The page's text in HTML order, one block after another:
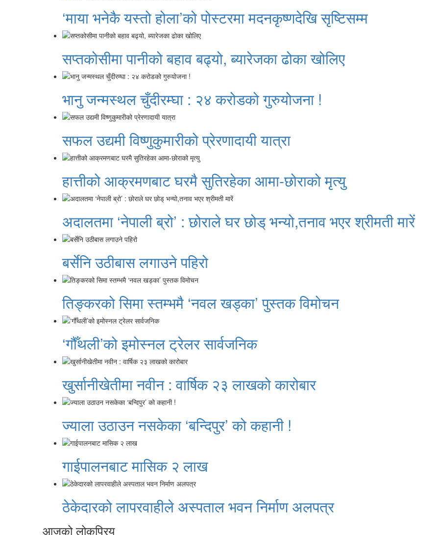
‘माया भनेकै यस्तो होला’को पोस्टरमा मदनकृष्णदेखि सृष्टिसम्म
सप्तकोसीमा पानीको बहाव बढ्यो, ब्यारेजका ढोका खोलिए
भानु जन्मस्थल चुँदीरम्घा : २४ करोडको गुरुयोजना !
सफल उद्यमी विष्णुकुमारीको प्रेरणादायी यात्रा
हात्तीको आक्रमणबाट घरमै सुतिरहेका आमा-छोराको मृत्यु
अदालतमा ‘नेपाली ब्रो’ : छोराले घर छोड् भन्यो,तनाव भएर श्रीमती मारें
बर्सेनि उठीबास लगाउने पहिरो
तिङ्करको सिमा स्तम्भमै ‘नवल खड्का’ पुस्तक विमोचन
‘गौँथली’को इमोस्नल ट्रेलर सार्वजनिक
खुर्सानीखेतीमा नवीन : वार्षिक २३ लाखको कारोबार
ज्याला उठाउन नसकेका ‘बन्दिपुर’ को कहानी !
गाईपालनबाट मासिक २ लाख
ठेकेदारको लापरवाहीले अस्पताल भवन निर्माण अलपत्र
आजको लोकप्रिय